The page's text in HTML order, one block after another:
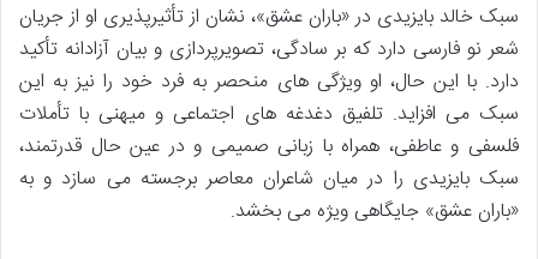
سبک خالد بایزیدی در «باران عشق»، نشان از تأثیرپذیری او از جریان
شعر نو فارسی دارد که بر سادگی، تصویرپردازی و بیان آزادانه تأکید
دارد. با این حال، او ویژگی های منحصر به فرد خود را نیز به این
سبک می افزاید. تلفیق دغدغه های اجتماعی و میهنی با تأملات
فلسفی و عاطفی، همراه با زبانی صمیمی و در عین حال قدرتمند،
سبک بایزیدی را در میان شاعران معاصر برجسته می سازد و به
«باران عشق» جایگاهی ویژه می بخشد.